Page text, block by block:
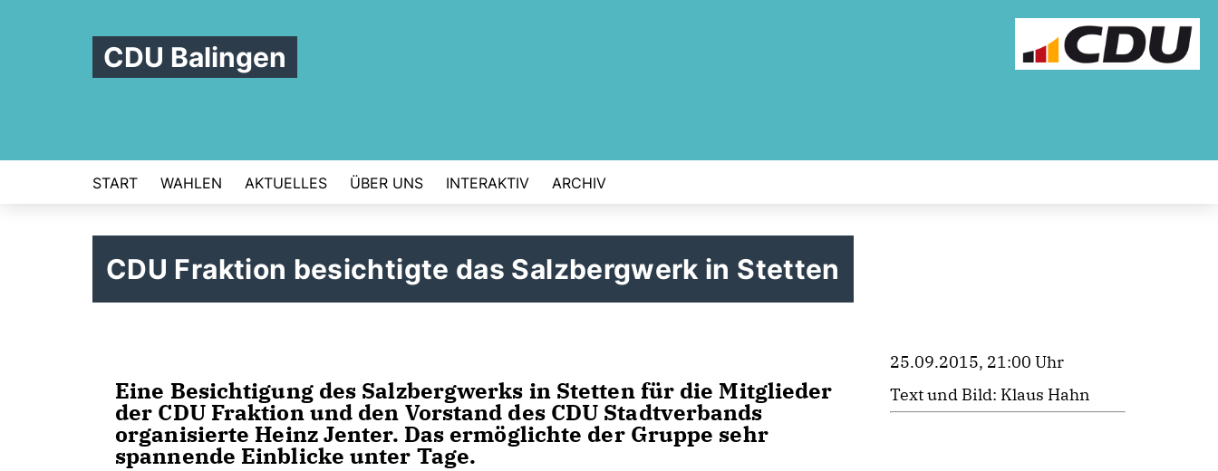
CDU Balingen
START WAHLEN AKTUELLES ÜBER UNS INTERAKTIV ARCHIV
CDU Fraktion besichtigte das Salzbergwerk in Stetten
Eine Besichtigung des Salzbergwerks in Stetten für die Mitglieder
der CDU Fraktion und den Vorstand des CDU Stadtverbands
organisierte Heinz Jenter. Das ermöglichte der Gruppe sehr
spannende Einblicke unter Tage.
25.09.2015, 21:00 Uhr
Text und Bild: Klaus Hahn